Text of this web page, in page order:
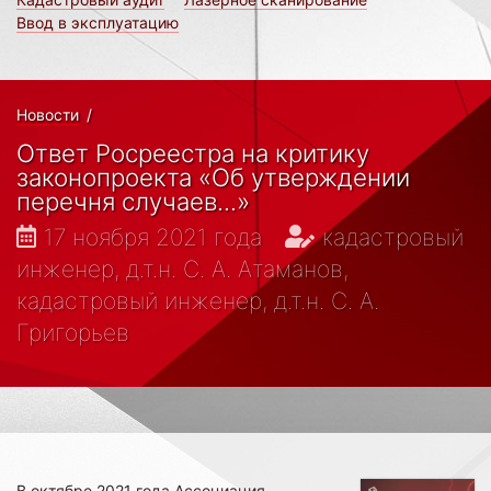
Ввод в эксплуатацию
Новости /
Ответ Росреестра на критику
законопроекта «Об утверждении
перечня случаев...»
17 ноября 2021 года
кадастровый
инженер, д.т.н. С. А. Атаманов,
кадастровый инженер, д.т.н. С. А.
Григорьев